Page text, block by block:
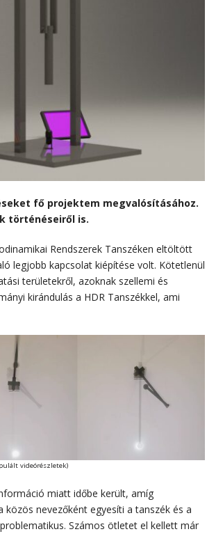
fő projektem megvalósításához.
történéseiről is.
Rendszerek Tanszéken eltöltött
legjobb kapcsolat kiépítése volt. Kötetlenül
területekről, azoknak szellemi és
kirándulás a HDR Tanszékkel, ami
videórészletek)
miatt időbe került, amíg
nevezőként egyesíti a tanszék és a
Számos ötletet el kellett már